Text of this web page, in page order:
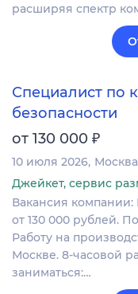
расширяя спектр
Специалист по
безопасности
от 130 000 ₽
10 июля 2026 Москва
Джейкет, сервис
Вакансия компании:
от 130 000 рублей.
Работу на
Москве. 8-часовой
заниматься:…